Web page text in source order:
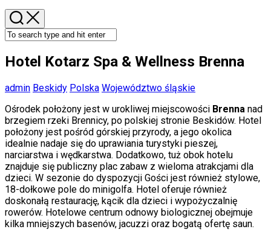
Hotel Kotarz Spa & Wellness Brenna
admin Beskidy Polska Województwo śląskie
Ośrodek położony jest w urokliwej miejscowości Brenna nad
brzegiem rzeki Brennicy, po polskiej stronie Beskidów. Hotel
położony jest pośród górskiej przyrody, a jego okolica
idealnie nadaje się do uprawiania turystyki pieszej,
narciarstwa i wędkarstwa. Dodatkowo, tuż obok hotelu
znajduje się publiczny plac zabaw z wieloma atrakcjami dla
dzieci. W sezonie do dyspozycji Gości jest również stylowe,
18-dołkowe pole do minigolfa. Hotel oferuje również
doskonałą restaurację, kącik dla dzieci i wypożyczalnię
rowerów. Hotelowe centrum odnowy biologicznej obejmuje
kilka mniejszych basenów, jacuzzi oraz bogatą ofertę saun.